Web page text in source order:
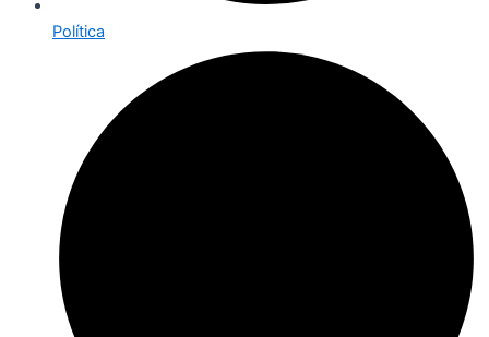
Política